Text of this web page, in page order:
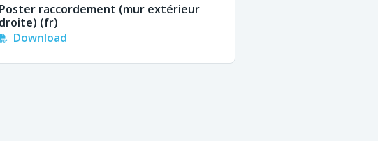
Poster raccordement (mur extérieur
droite) (fr)
Download